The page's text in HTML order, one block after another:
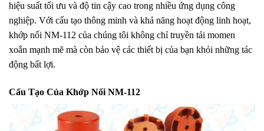
hiệu suất tối ưu và độ tin cậy cao trong nhiều ứng dụng công
nghiệp. Với cấu tạo thông minh và khả năng hoạt động linh hoạt,
khớp nối NM-112 của chúng tôi không chỉ truyền tải momen
xoắn mạnh mẽ mà còn bảo vệ các thiết bị của bạn khỏi những tác
động bất lợi.
Cấu Tạo Của Khớp Nối NM-112